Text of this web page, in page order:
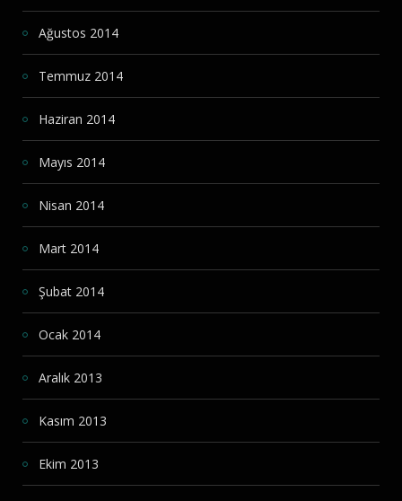
Ağustos 2014
Temmuz 2014
Haziran 2014
Mayıs 2014
Nisan 2014
Mart 2014
Şubat 2014
Ocak 2014
Aralık 2013
Kasım 2013
Ekim 2013